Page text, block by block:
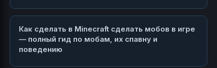
Как сделать в Minecraft сделать мобов в игре
— полный гид по мобам, их спавну и
поведению